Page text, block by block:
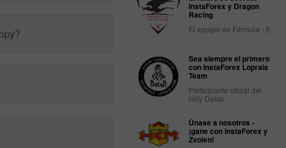
InstaForex y Dragon
Racing
El equipo de Fórmula - E
Sea siempre el primero
con InstaForex Loprais
Team
Participante oficial del
rally Dakar
Únase a nosotros -
¡gane con InstaForex y
Zvolen!